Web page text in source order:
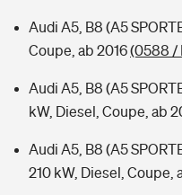
Audi A5, B8 (A5
Coupe, ab 2016(0588 /
Audi A5, B8 (A5
kW, Diesel, Coupe, ab
Audi A5, B8 (A5
210 kW, Diesel, Coupe,